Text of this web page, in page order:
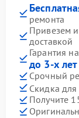
ремонта
Привезем
доставкой
Гарантия
до 3-х лет
Срочный
Скидка для
Получите